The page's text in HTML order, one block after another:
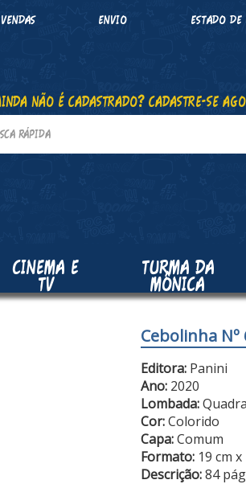
ENVIO ESTADO DE
NÃO É CADASTRADO? CADASTRE-SE
CINEMA E
TV
TURMA DA
MÔNICA
Cebolinha Nº
Editora:Panini
Ano:2020
Lombada:
Cor:Colorido
Capa:Comum
Formato:19 cm x
Descrição:84